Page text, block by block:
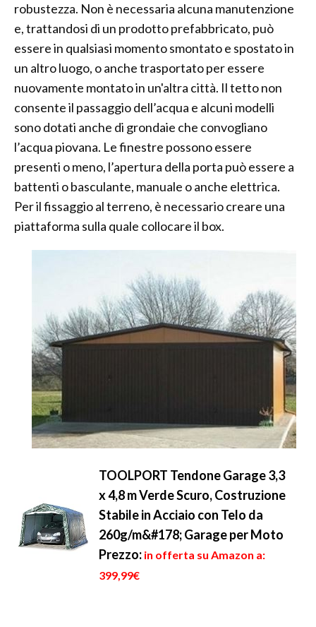
robustezza. Non è necessaria alcuna manutenzione
e, trattandosi di un prodotto prefabbricato, può
essere in qualsiasi momento smontato e spostato in
un altro luogo, o anche trasportato per essere
nuovamente montato in un'altra città. Il tetto non
consente il passaggio dell’acqua e alcuni modelli
sono dotati anche di grondaie che convogliano
l’acqua piovana. Le finestre possono essere
presenti o meno, l’apertura della porta può essere a
battenti o basculante, manuale o anche elettrica.
Per il fissaggio al terreno, è necessario creare una
piattaforma sulla quale collocare il box.
TOOLPORT Tendone Garage 3,3
x 4,8 m Verde Scuro, Costruzione
Stabile in Acciaio con Telo da
260g/m&#178; Garage per Moto
Prezzo: in offerta su Amazon a:
399,99€